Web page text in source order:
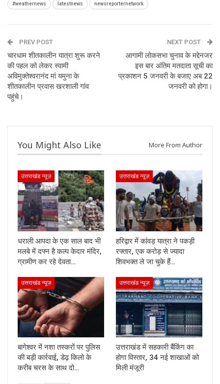
#weathernews latestnews newsreporternetwork
PREV POST
चारधाम शीतकालीन यात्रा शुरू करने
की पहल को लेकर स्वामी
अविमुक्तेश्वरानंद मां यमुना के
शीतकालीन प्रवास खरशाली गांव
पहुंचे।
NEXT POST
आगामी लोकसभा चुनाव के मद्देनजर
इस बार अंतिम मतदाता सूची का
प्रकाशन 5 जनवरी के बजाए अब 22
जनवरी को होगा।
You Might Also Like More From Author
उत्तराखंड न्यूज़
धराली आपदा के एक साल बाद भी
मलबे में दफ्न है कल्प केदार मंदिर,
ग्रामीण कर रहे देवता…
उत्तराखंड न्यूज़
हरिद्वार में कांवड़ यात्रा ने पकड़ी
रफ्तार, एक करोड़ से ज्यादा
शिवभक्त ले जा चुके हैं…
उत्तराखंड न्यूज़
बागेश्वर में नशा तस्करों पर पुलिस
की बड़ी कार्रवाई, डेढ़ किलो के
करीब चरस के साथ दो…
उत्तराखंड न्यूज़
उत्तराखंड में सहकारी बैंकिंग का
होगा विस्तार, 34 नई शाखाओं को
मिली मंजूरी